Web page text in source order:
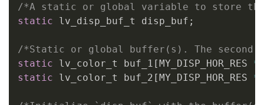
/*A static or global variable to store
static lv_disp_buf_t disp_buf ;
/*Static or global buffer(s). The
static lv_color_t buf_1 [MY_DISP_HOR_RES *
static lv_color_t buf_2 [MY_DISP_HOR_RES *